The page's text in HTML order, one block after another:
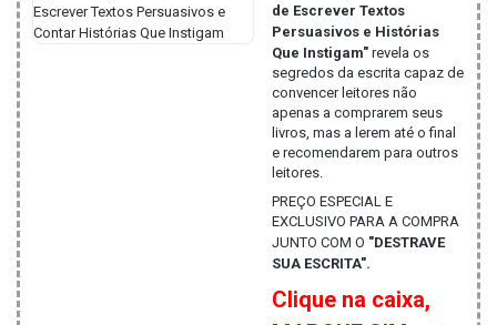
de Escrever Textos
Persuasivos e Histórias
Que Instigam" revela os
segredos da escrita capaz de
convencer leitores não
apenas a comprarem seus
livros, mas a lerem até o final
e recomendarem para outros
leitores.
PREÇO ESPECIAL E
EXCLUSIVO PARA A COMPRA
JUNTO COM O "DESTRAVE
SUA ESCRITA".
Clique na caixa,